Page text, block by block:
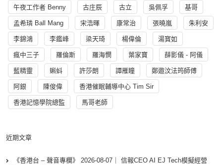
午夜工作者 Benny 古庄辰 古立 吳佩孚 基哥
孟希璘 Ball Mang 宋浩暉 康常治 張曉嵐 朱利安
李錦鴻 李鑑峰 梁天琦 楊偉倫 湯寳如
瘋中三子 羅倫斯 羅海憫 葉家寶 薛影儀 - 阿儀
藍精靈 蝌蚪 許莎朗 譚雁瞳 鄭遨汶法筠師傅
阿銀 陳俊偉 香港催眠輔導中心 Tim Sir
香港記憶學院總監 馬哥老師
近期文章
《香港台 – 聲音專欄》 2026-08-07｜ 信報CEO AI EJ Tech模擬經營